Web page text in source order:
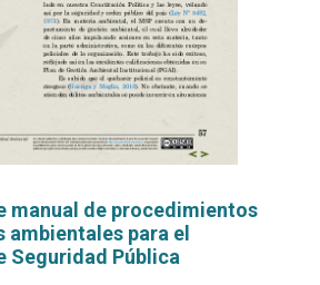
manual de procedimientos
para el
Seguridad Pública